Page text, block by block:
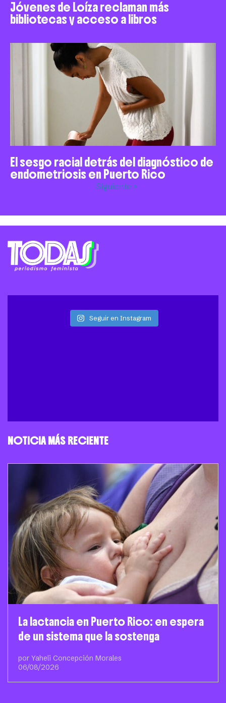
Jóvenes de Loíza reclaman más
bibliotecas y acceso a libros
El sesgo racial detrás del diagnóstico de
endometriosis en Puerto Rico
Siguiente »
Seguir en Instagram
NOTICIA MÁS RECIENTE
La lactancia en Puerto Rico: en espera
de un sistema que la sostenga
por Yaheli Concepción Morales
06/08/2026